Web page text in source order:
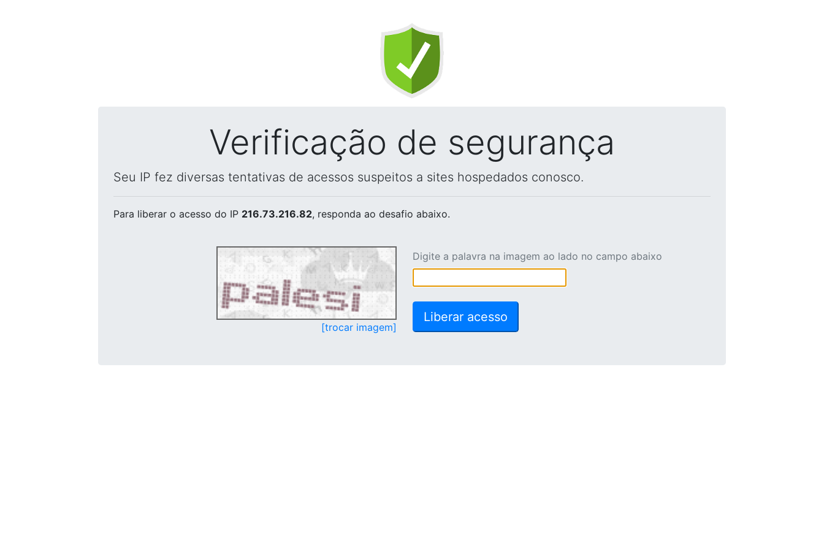
Verificação de segurança
Seu IP fez diversas tentativas de acessos suspeitos a sites hospedados conosco.
Para liberar o acesso do IP 216.73.216.82, responda ao desafio abaixo.
[trocar imagem]
Digite a palavra na imagem ao lado no campo abaixo